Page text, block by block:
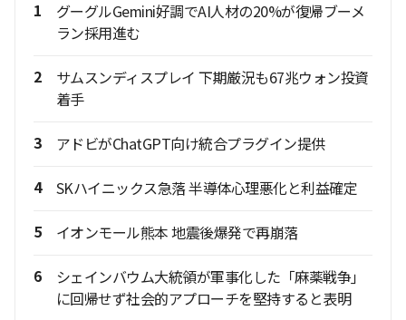
1
グーグルGemini好調でAI人材の20%が復帰ブーメ
ラン採用進む
2
サムスンディスプレイ 下期厳況も67兆ウォン投資
着手
3 アドビがChatGPT向け統合プラグイン提供
4 SKハイニックス急落 半導体心理悪化と利益確定
5 イオンモール熊本 地震後爆発で再崩落
6
シェインバウム大統領が軍事化した「麻薬戦争」
に回帰せず社会的アプローチを堅持すると表明